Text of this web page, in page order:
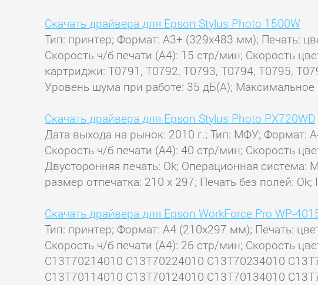
Скачать драйвера для Epson Stylus Photo 1500W
Тип: принтер; Формат: A3+ (329x483 мм); Печать:
Скорость ч/б печати (А4): 15 стр/мин; Скорость
картриджи: T0791, T0792, T0793, T0794, T0795,
Уровень шума при работе: 35 дБ(А);
Скачать драйвера для Epson Stylus Photo PX720WD
Дата выхода на рынок: 2010 г.; Тип: МФУ; Формат:
Скорость ч/б печати (А4): 40 стр/мин; Скорость
Двусторонняя печать: Ok; Операционная
размер отпечатка: 210 x 297; Печать без полей:
Скачать драйвера для Epson WorkForce Pro WP-
Тип: принтер; Формат: A4 (210x297 мм); Печать:
Скорость ч/б печати (А4): 26 стр/мин; Скорость
C13T70214010 C13T70224010 C13T70234010
C13T70114010 C13T70124010 C13T70134010